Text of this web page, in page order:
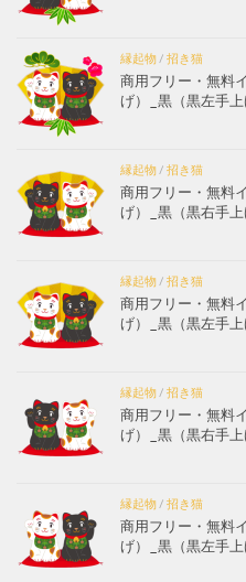
縁起物/ 招き猫
商用フリー・無料
げ）_黒（黒左手
縁起物/ 招き猫
商用フリー・無料
げ）_黒（黒右手
縁起物/ 招き猫
商用フリー・無料
げ）_黒（黒左手
縁起物/ 招き猫
商用フリー・無料
げ）_黒（黒右手上
縁起物/ 招き猫
商用フリー・無料
げ）_黒（黒左手上